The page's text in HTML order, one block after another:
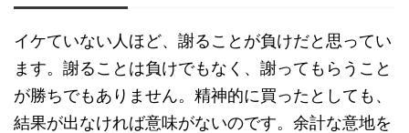
イケていない人ほど、謝ることが負けだと思ってい
ます。謝ることは負けでもなく、謝ってもらうこと
が勝ちでもありません。精神的に買ったとしても、
結果が出なければ意味がないのです。余計な意地を